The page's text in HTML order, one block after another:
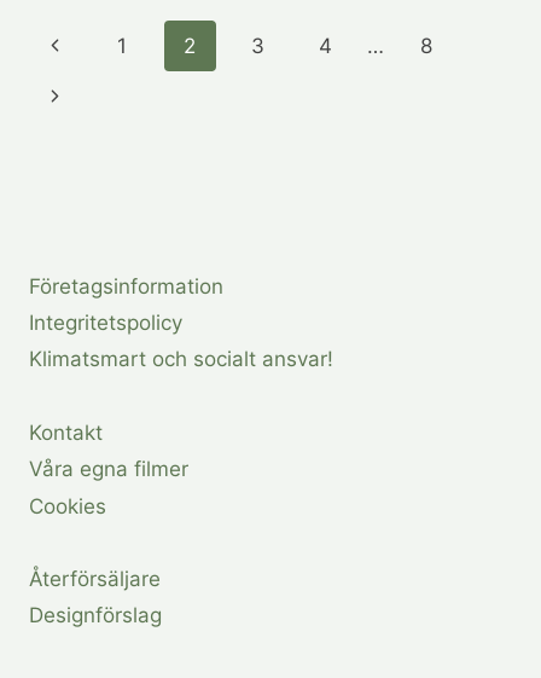
UNDERSÖKNING
Page
navigation
Previous
Page
1 2 3 4 … 8
Next
Företagsinformation
Integritetspolicy
Klimatsmart och socialt ansvar!
Kontakt
Våra egna filmer
Cookies
Återförsäljare
Designförslag